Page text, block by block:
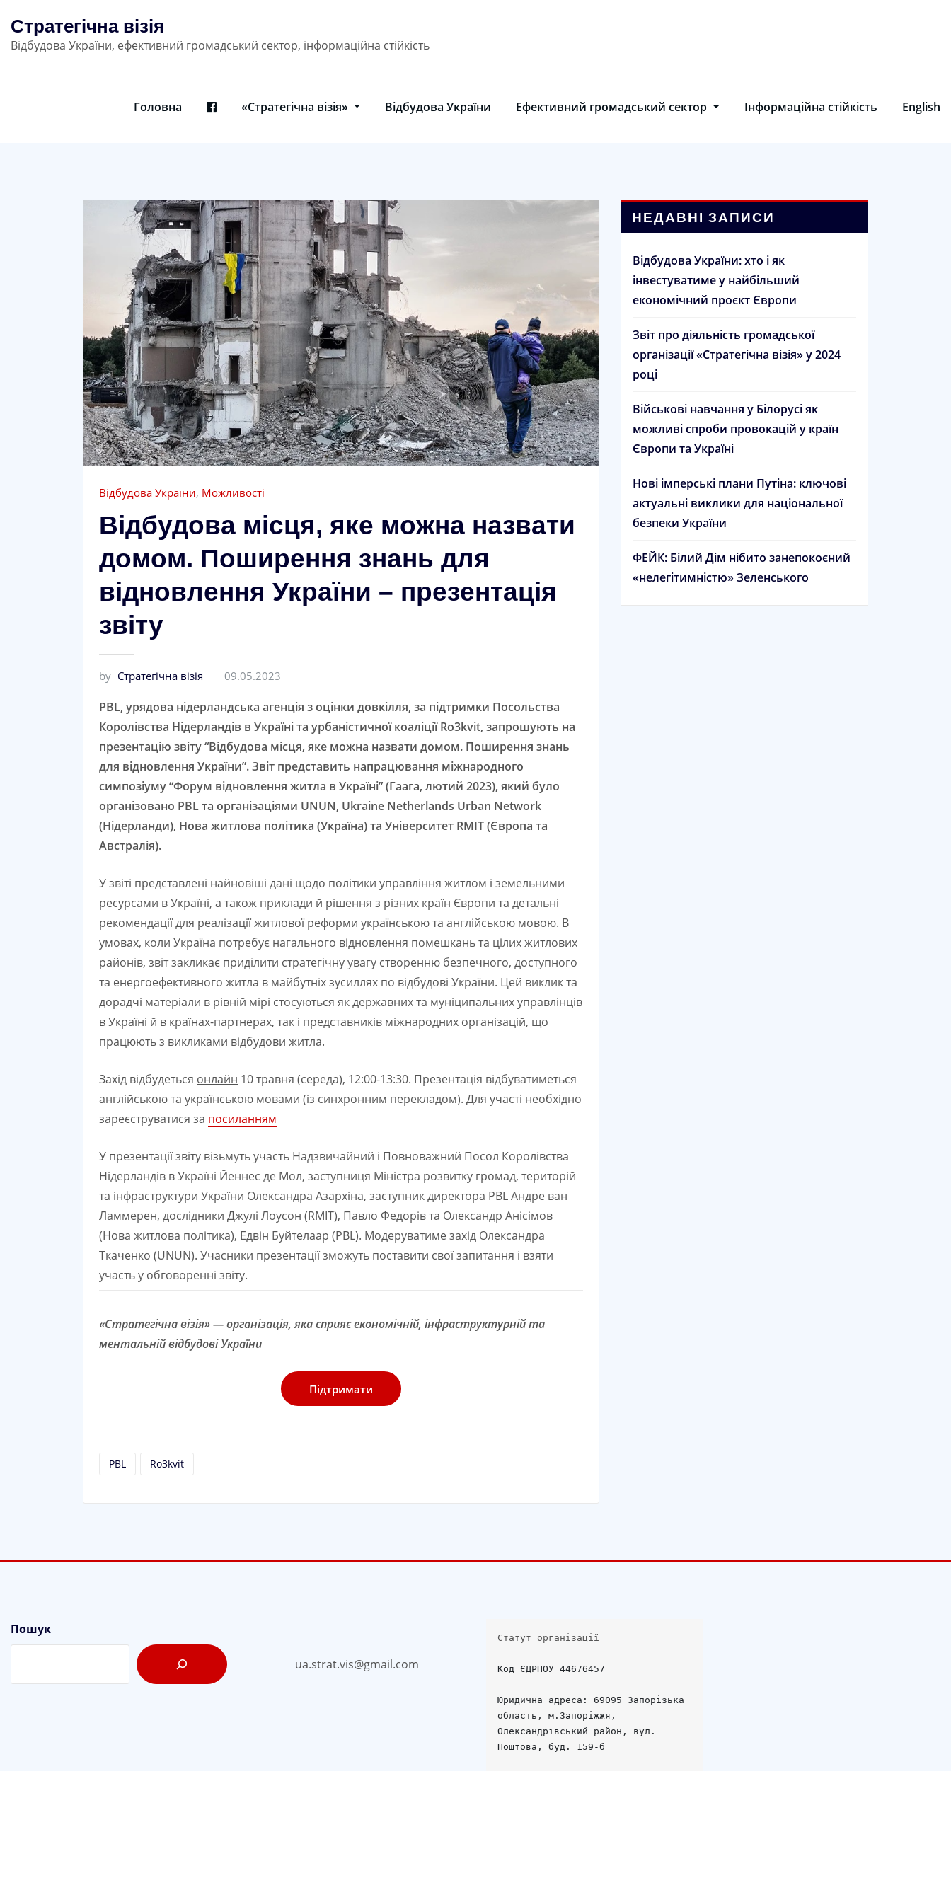
content
Стратегічна візія
Відбудова України, ефективний громадський сектор, інформаційна стійкість
Головна «Стратегічна візія» Відбудова України Ефективний громадський сектор Інформаційна стійкість English
Відбудова України, Можливості
Відбудова місця, яке можна назвати
домом. Поширення знань для
відновлення України – презентація
звіту
by Стратегічна візія 09.05.2023
PBL, урядова нідерландська агенція з оцінки довкілля, за підтримки Посольства
Королівства Нідерландів в Україні та урбаністичної коаліції Ro3kvit, запрошують на
презентацію звіту “Відбудова місця, яке можна назвати домом. Поширення знань
для відновлення України”. Звіт представить напрацювання міжнародного
cимпозіуму “Форум відновлення житла в Україні” (Гаага, лютий 2023), який було
організовано PBL та організаціями UNUN, Ukraine Netherlands Urban Network
(Нідерланди), Нова житлова політика (Україна) та Університет RMIT (Європа та
Австралія).
У звіті представлені найновіші дані щодо політики управління житлом і земельними
ресурсами в Україні, а також приклади й рішення з різних країн Європи та детальні
рекомендації для реалізації житлової реформи українською та англійською мовою. В
умовах, коли Україна потребує нагального відновлення помешкань та цілих житлових
районів, звіт закликає приділити стратегічну увагу створенню безпечного, доступного
та енергоефективного житла в майбутніх зусиллях по відбудові України. Цей виклик та
дорадчі матеріали в рівній мірі стосуються як державних та муніципальних управлінців
в Україні й в країнах-партнерах, так і представників міжнародних організацій, що
працюють з викликами відбудови житла.
Захід відбудеться онлайн 10 травня (середа), 12:00-13:30. Презентація відбуватиметься
англійською та українською мовами (із синхронним перекладом). Для участі необхідно
зареєструватися за посиланням
У презентації звіту візьмуть участь Надзвичайний і Повноважний Посол Королівства
Нідерландів в Україні Йеннес де Мол, заступниця Міністра розвитку громад, територій
та інфраструктури України Олександра Азархіна, заступник директора PBL Андре ван
Ламмерен, дослідники Джулі Лоусон (RMIT), Павло Федорів та Олександр Анісімов
(Нова житлова політика), Едвін Буйтелаар (PBL). Модеруватиме захід Олександра
Ткаченко (UNUN). Учасники презентації зможуть поставити свої запитання і взяти
участь у обговоренні звіту.
«Стратегічна візія» — організація, яка сприяє економічній, інфраструктурній та
ментальній відбудові України
Підтримати
PBL Ro3kvit
НЕДАВНІ ЗАПИСИ
Відбудова України: хто і як
інвестуватиме у найбільший
економічний проєкт Європи
Звіт про діяльність громадської
організації «Стратегічна візія» у 2024
році
Військові навчання у Білорусі як
можливі спроби провокацій у країн
Європи та Україні
Нові імперські плани Путіна: ключові
актуальні виклики для національної
безпеки України
ФЕЙК: Білий Дім нібито занепокоєний
«нелегітимністю» Зеленського
Пошук
ua.strat.vis@gmail.com
Статут організації
Код ЄДРПОУ 44676457
Юридична адреса: 69095 Запорізька
область, м.Запоріжжя,
Олександрівський район, вул.
Поштова, буд. 159-б